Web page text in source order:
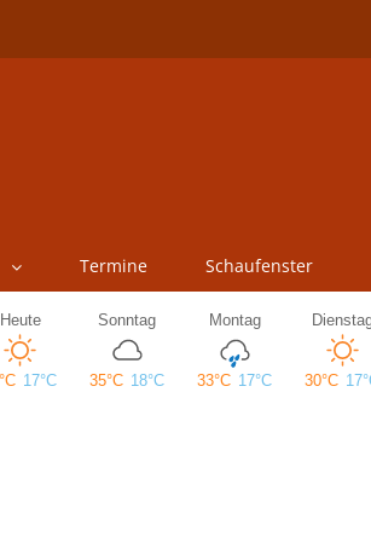
Termine Schaufenster